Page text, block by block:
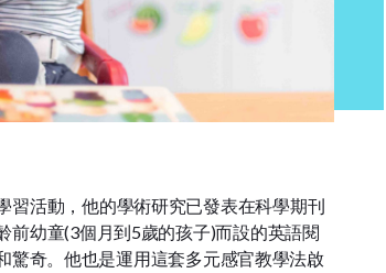
習活動，他的學術研究已發表在科學期刊
前幼童(3個月到5歲的孩子)而設的英語閱
驚奇。他也是運用這套多元感官教學法啟